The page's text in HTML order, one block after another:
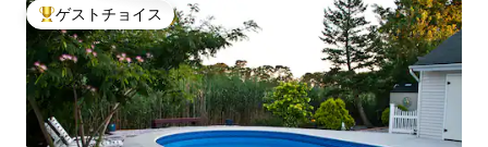
大好評のゲストチョイスです。
ゲストチョイス